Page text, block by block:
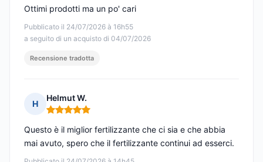
Pubblicato il 24/07/2026 à 16h55
a seguito di un acquisto di 04/07/2026
Ottimi prodotti ma un po' cari
Recensione tradotta
H
Helmut W.
Nota: 5 su 5
Questo è il miglior fertilizzante che ci sia e che abbia
mai avuto, spero che il fertilizzante continui ad esserci.